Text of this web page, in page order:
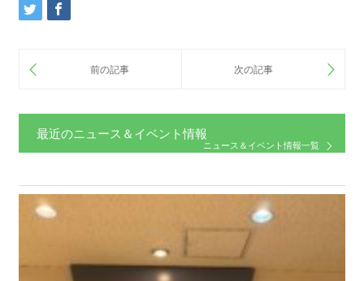
最近のニュース＆イベント情報
ニュース＆イベント情報一覧